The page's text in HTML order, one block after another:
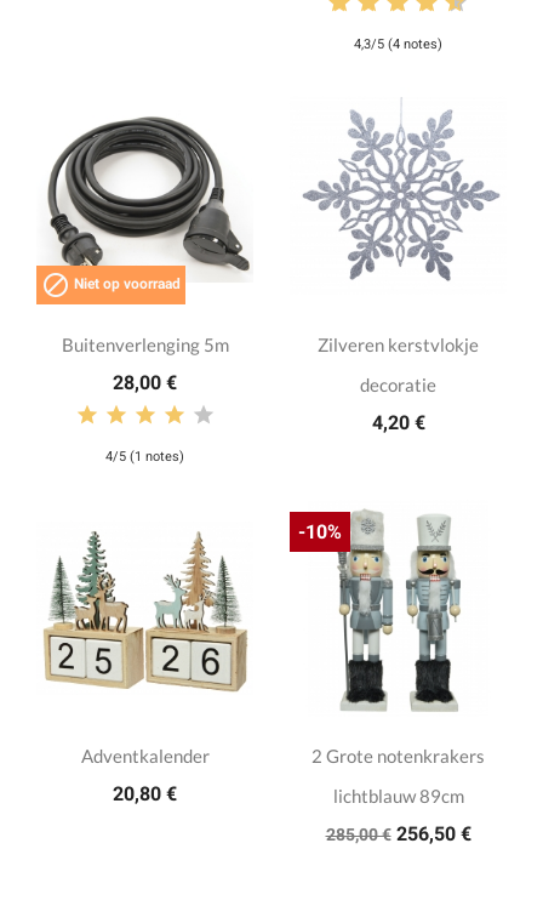
4,3/5 (4 notes)
 Niet op voorraad
Buitenverlenging 5m
28,00 €
4/5 (1 notes)
Zilveren kerstvlokje
decoratie
4,20 €
Adventkalender
20,80 €
2 Grote notenkrakers
lichtblauw 89cm
285,00 € 256,50 €
-10%